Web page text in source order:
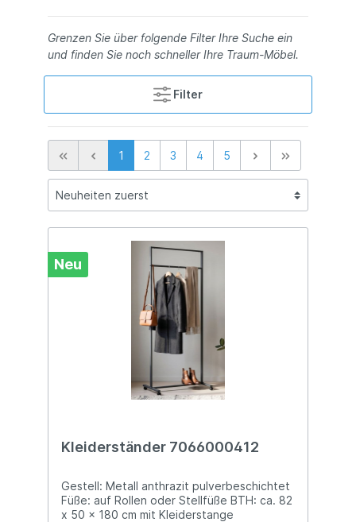
Grenzen Sie über folgende Filter Ihre Suche ein
und finden Sie noch schneller Ihre Traum-Möbel.
Filter
1 2 3 4 5
Neu
Kleiderständer 7066000412
Gestell: Metall anthrazit pulverbeschichtet
Füße: auf Rollen oder Stellfüße BTH: ca. 82
x 50 x 180 cm mit Kleiderstange